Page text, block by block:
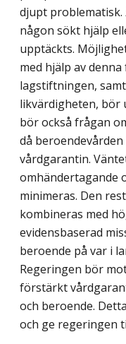
djupt problematisk.
någon sökt hjälp
upptäckts.
med hjälp av
lagstiftningen,
likvärdigheten, bör
bör också frågan
då
vårdgarantin.
omhändertagande
minimeras. Den
kombineras med
evidensbaserad
beroende på var i
Regeringen bör
förstärkt
och beroende.
och ge regeringen